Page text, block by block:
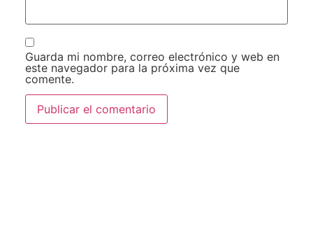
Guarda mi nombre, correo electrónico y web en
este navegador para la próxima vez que
comente.